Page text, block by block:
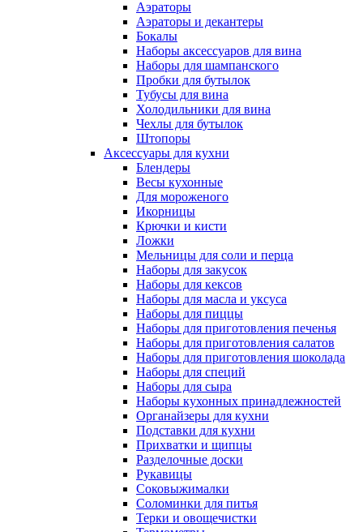
Аэраторы
Аэраторы и декантеры
Бокалы
Наборы аксессуаров для вина
Наборы для шампанского
Пробки для бутылок
Тубусы для вина
Холодильники для вина
Чехлы для бутылок
Штопоры
Аксессуары для кухни
Блендеры
Весы кухонные
Для мороженого
Икорницы
Крючки и кисти
Ложки
Мельницы для соли и перца
Наборы для закусок
Наборы для кексов
Наборы для масла и уксуса
Наборы для пиццы
Наборы для приготовления печенья
Наборы для приготовления салатов
Наборы для приготовления шоколада
Наборы для специй
Наборы для сыра
Наборы кухонных принадлежностей
Органайзеры для кухни
Подставки для кухни
Прихватки и щипцы
Разделочные доски
Рукавицы
Соковыжималки
Соломинки для питья
Терки и овощечистки